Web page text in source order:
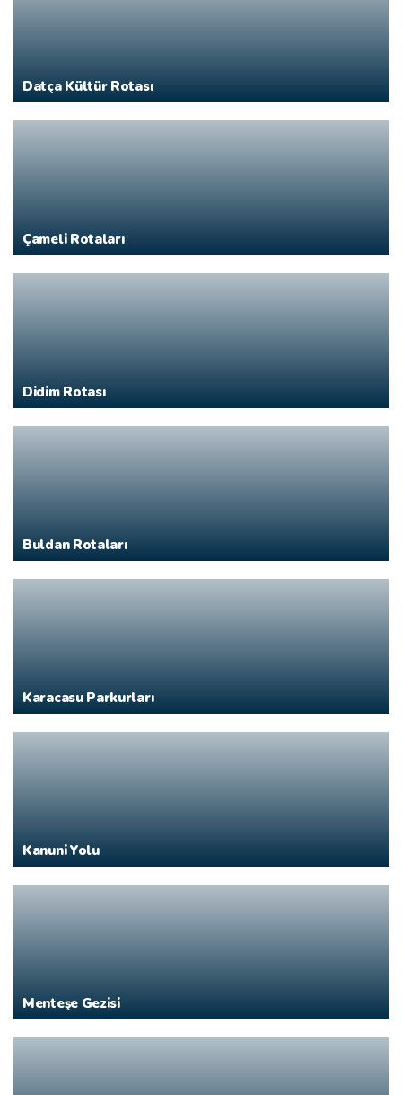
Datça Kültür Rotası
Çameli Rotaları
Didim Rotası
Buldan Rotaları
Karacasu Parkurları
Kanuni Yolu
Menteşe Gezisi